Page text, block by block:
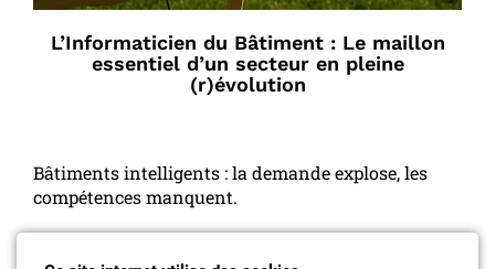
L’Informaticien du Bâtiment : Le maillon
essentiel d’un secteur en pleine
(r)évolution
Bâtiments intelligents : la demande explose, les
compétences manquent.